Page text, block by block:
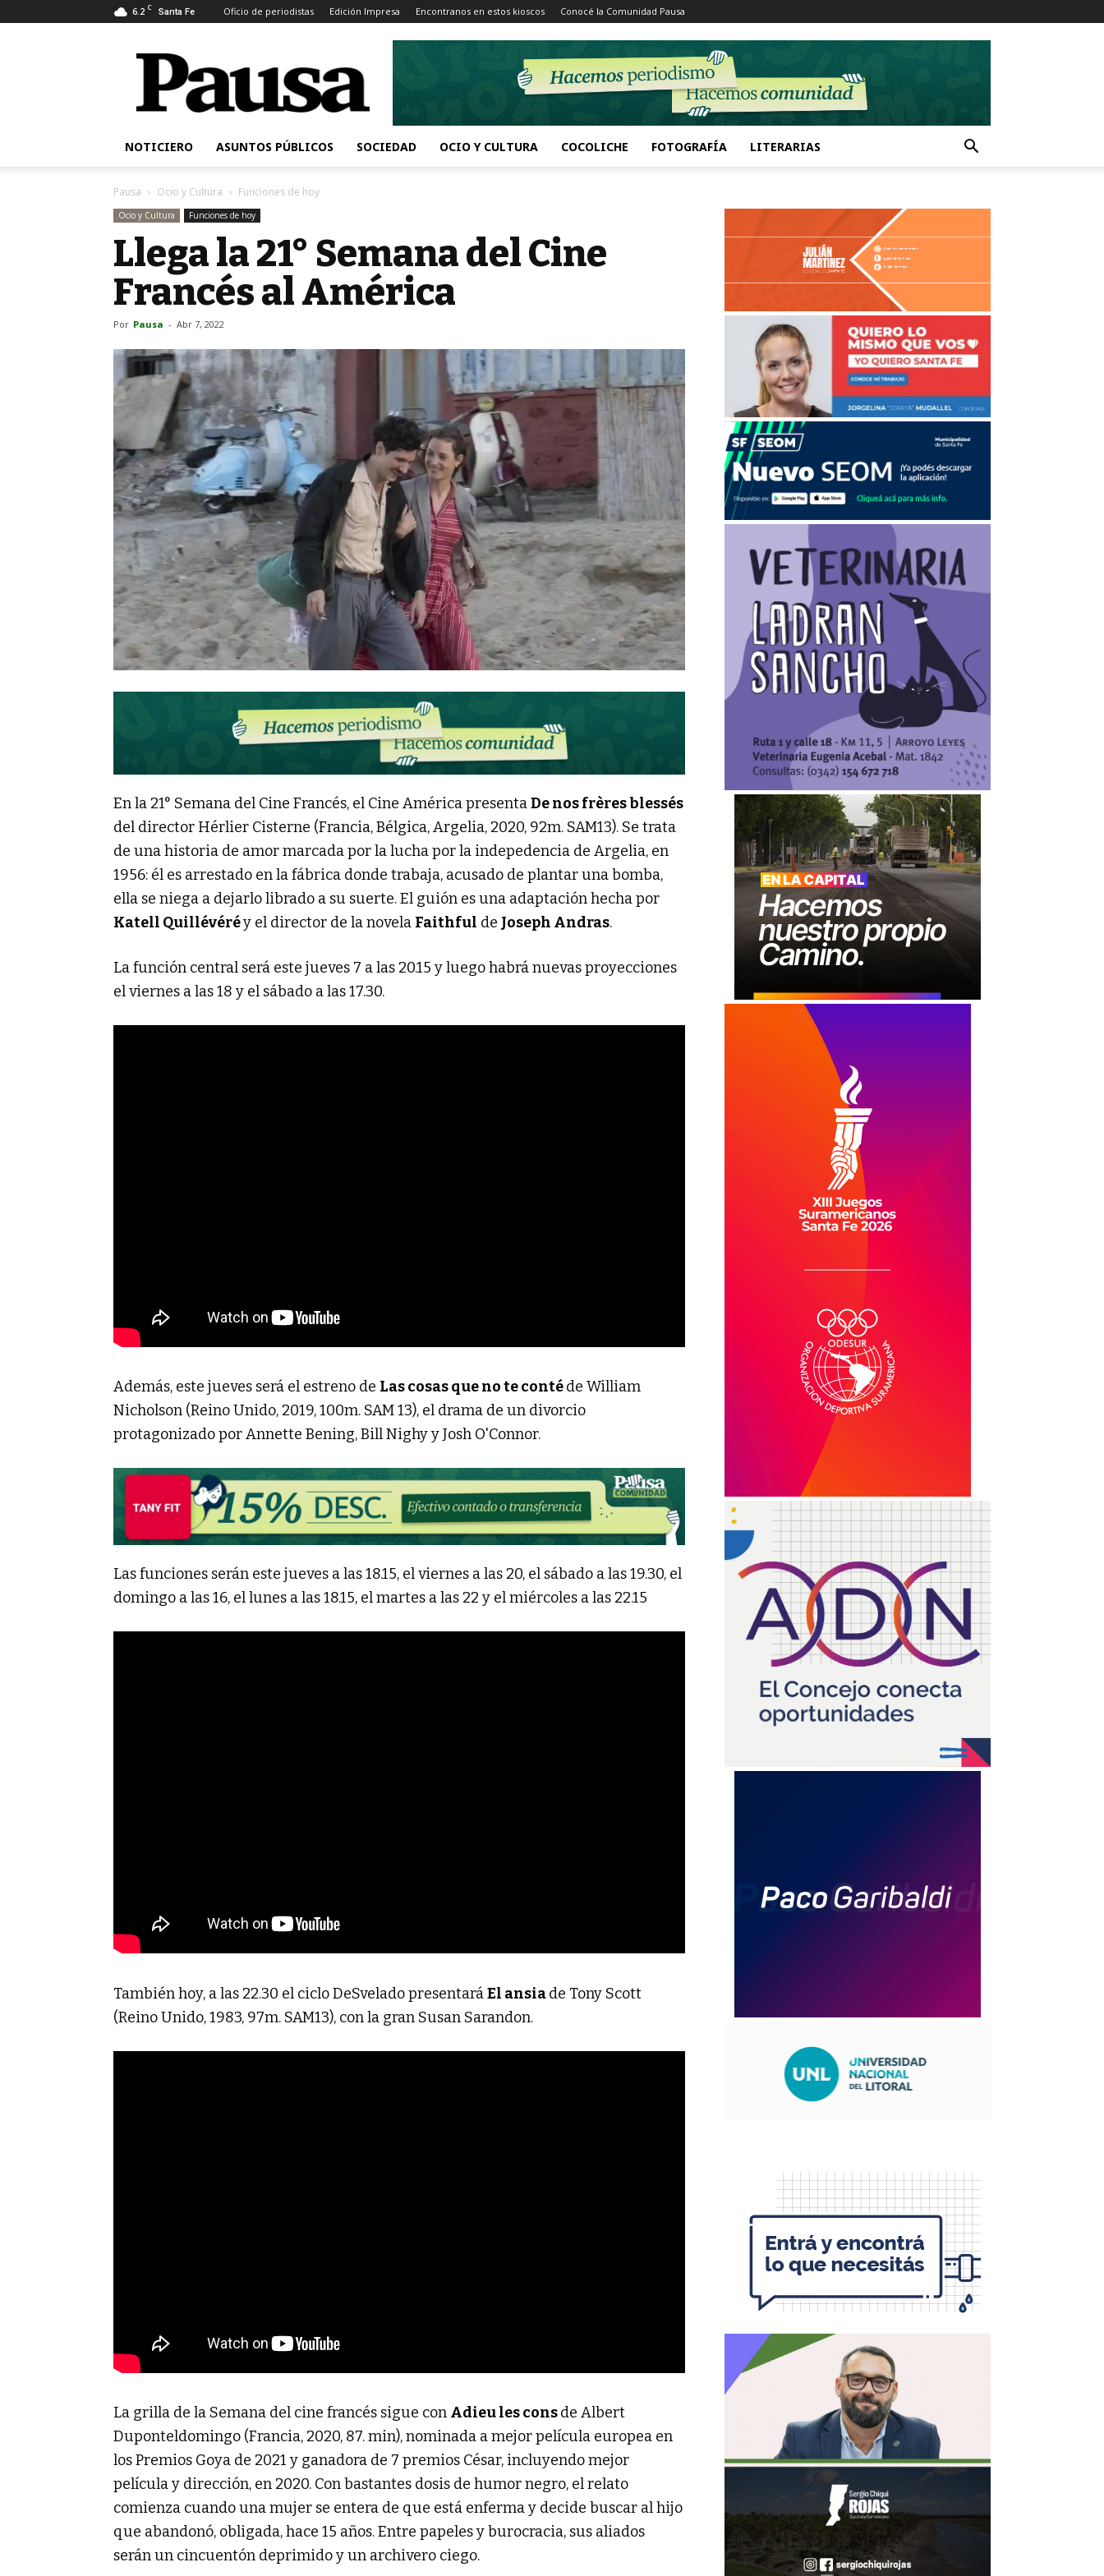
6.2 C Santa Fe Oficio de periodistas Edición Impresa Encontranos en estos kioscos Conocé la Comunidad Pausa
Pausa
NOTICIERO ASUNTOS PÚBLICOS SOCIEDAD OCIO Y CULTURA COCOLICHE FOTOGRAFÍA LITERARIAS
Pausa Ocio y Cultura Funciones de hoy
Ocio y Cultura Funciones de hoy
Llega la 21° Semana del Cine
Francés al América
Por Pausa - Abr 7, 2022
En la 21° Semana del Cine Francés, el Cine América presentaDe nos frères blessés
del director Hérlier Cisterne (Francia, Bélgica, Argelia, 2020, 92m. SAM13). Se trata
de una historia de amor marcada por la lucha por la indepedencia de Argelia, en
1956: él es arrestado en la fábrica donde trabaja, acusado de plantar una bomba,
ella se niega a dejarlo librado a su suerte. El guión es una adaptación hecha por
Katell Quillévéréy el director de la novela Faithful de Joseph Andras.
La función central será este jueves 7 a las 20.15 y luego habrá nuevas proyecciones
el viernes a las 18 y el sábado a las 17.30.
Además, este jueves será el estreno de Las cosas que no te contéde William
Nicholson (Reino Unido, 2019, 100m. SAM 13), el drama de un divorcio
protagonizado por Annette Bening, Bill Nighy y Josh O'Connor.
Las funciones serán este jueves a las 18.15, el viernes a las 20, el sábado a las 19.30, el
domingo a las 16, el lunes a las 18.15, el martes a las 22 y el miércoles a las 22.15
También hoy, a las 22.30 el ciclo DeSvelado presentaráEl ansiade Tony Scott
(Reino Unido, 1983, 97m. SAM13), con la gran Susan Sarandon.
La grilla de la Semana del cine francés sigue con Adieu les consde Albert
Duponteldomingo (Francia, 2020, 87. min), nominada a mejor película europea en
los Premios Goya de 2021 y ganadora de 7 premios César, incluyendo mejor
película y dirección, en 2020. Con bastantes dosis de humor negro, el relato
comienza cuando una mujer se entera de que está enferma y decide buscar al hijo
que abandonó, obligada, hace 15 años. Entre papeles y burocracia, sus aliados
serán un cincuentón deprimido y un archivero ciego.